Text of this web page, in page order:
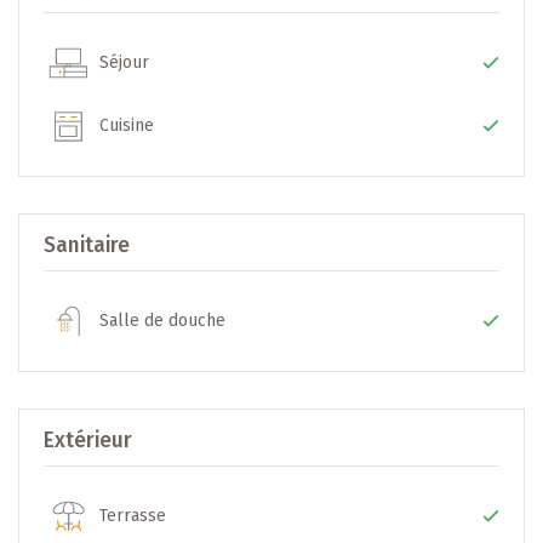
un investissement fiable, pérenne et sécurisé.
Plus d’infos sur le promoteur : www.arend-fischbach.lu
--> Localisation
mobilité modernes.
- Promoteur : Arend & Fischbach
- Type de construction : VEFA (Future construction)
- Standard énergétique: NZEB – Nearly Zero Energy Building
Séjour
Cuisine
Sanitaire
Salle de douche
Extérieur
Terrasse